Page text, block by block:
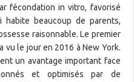
fécondation in vitro, favorisé
habite beaucoup de parents,
raisonnable. Le premier
vu le jour en 2016 à New York.
un avantage important face
et optimisés par de